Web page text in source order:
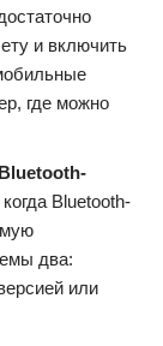
и включить
где можно
Bluetooth-
Bluetooth-
два:
или